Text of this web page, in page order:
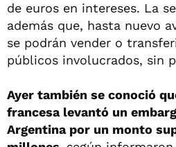
de euros en intereses. La
además que, hasta nuevo
se podrán vender o
públicos involucrados, sin
Ayer también se conoció
francesa levantó un
Argentina por un monto